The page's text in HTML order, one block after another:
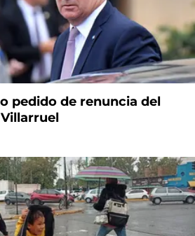
pedido de renuncia del